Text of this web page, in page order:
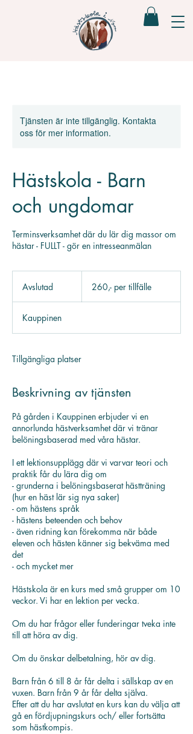
Tjänsten är inte tillgänglig. Kontakta
oss för mer information.
Hästskola - Barn
och ungdomar
Terminsverksamhet där du lär dig massor om
hästar - FULLT - gör en intresseanmälan
Avslutad
l
u
a
tillfälle260,- per tillfälle
Kauppinen
Tillgängliga platser
Beskrivning av tjänsten
På gården i Kauppinen erbjuder vi en
annorlunda hästverksamhet där vi tränar
belöningsbaserad med våra hästar.
I ett lektionsupplägg där vi varvar teori och
praktik får du lära dig om
- grunderna i belöningsbaserat hästträning
(hur en häst lär sig nya saker)
- om hästens språk
- hästens beteenden och behov
- även ridning kan förekomma när både
eleven och hästen känner sig bekväma med
det
- och mycket mer
Hästskola är en kurs med små grupper om 10
veckor. Vi har en lektion per vecka.
Om du har frågor eller funderingar tveka inte
till att höra av dig.
Om du önskar delbetalning, hör av dig.
Barn från 6 till 8 år får delta i sällskap av en
vuxen. Barn från 9 år får delta själva.
Efter att du har avslutat en kurs kan du välja att
gå en fördjupningskurs och/ eller fortsätta
som hästkompis.